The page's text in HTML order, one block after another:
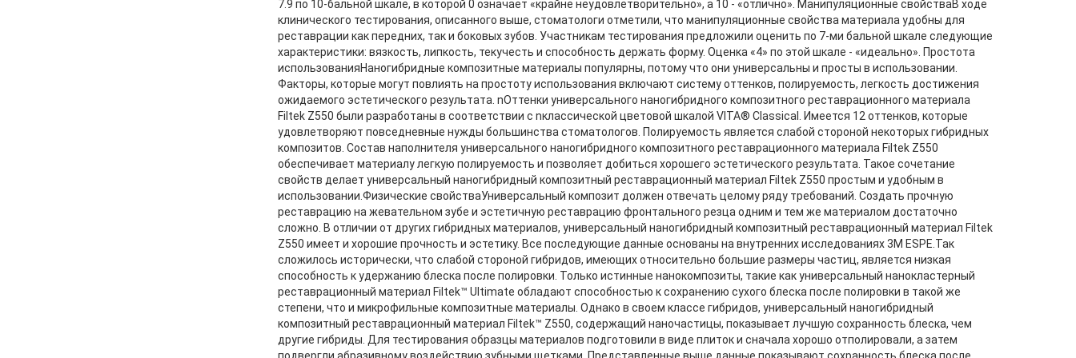
7.9 по 10-бальной шкале, в которой 0 означает «крайне неудовлетворительно», а 10 - «отлично». Манипуляционные свойстваВ ходе
клинического тестирования, описанного выше, стоматологи отметили, что манипуляционные свойства материала удобны для
реставрации как передних, так и боковых зубов. Участникам тестирования предложили оценить по 7-ми бальной шкале следующие
характеристики: вязкость, липкость, текучесть и способность держать форму. Оценка «4» по этой шкале - «идеально». Простота
использованияНаногибридные композитные материалы популярны, потому что они универсальны и просты в использовании.
Факторы, которые могут повлиять на простоту использования включают систему оттенков, полируемость, легкость достижения
ожидаемого эстетического результата. nОттенки универсального наногибридного композитного реставрационного материала
Filtek Z550 были разработаны в соответствии с nклассической цветовой шкалой VITA® Classical. Имеется 12 оттенков, которые
удовлетворяют повседневные нужды большинства стоматологов. Полируемость является слабой стороной некоторых гибридных
композитов. Состав наполнителя универсального наногибридного композитного реставрационного материала Filtek Z550
обеспечивает материалу легкую полируемость и позволяет добиться хорошего эстетического результата. Такое сочетание
свойств делает универсальный наногибридный композитный реставрационный материал Filtek Z550 простым и удобным в
использовании.Физические свойстваУниверсальный композит должен отвечать целому ряду требований. Создать прочную
реставрацию на жевательном зубе и эстетичную реставрацию фронтального резца одним и тем же материалом достаточно
сложно. В отличии от других гибридных материалов, универсальный наногибридный композитный реставрационный материал Filtek
Z550 имеет и хорошие прочность и эстетику. Все последующие данные основаны на внутренних исследованиях 3M ESPE.Так
сложилось исторически, что слабой стороной гибридов, имеющих относительно большие размеры частиц, является низкая
способность к удержанию блеска после полировки. Только истинные нанокомпозиты, такие как универсальный нанокластерный
реставрационный материал Filtek™ Ultimate обладают способностью к сохранению сухого блеска после полировки в такой же
степени, что и микрофильные композитные материалы. Однако в своем классе гибридов, универсальный наногибридный
композитный реставрационный материал Filtek™ Z550, содержащий наночастицы, показывает лучшую сохранность блеска, чем
другие гибриды. Для тестирования образцы материалов подготовили в виде плиток и сначала хорошо отполировали, а затем